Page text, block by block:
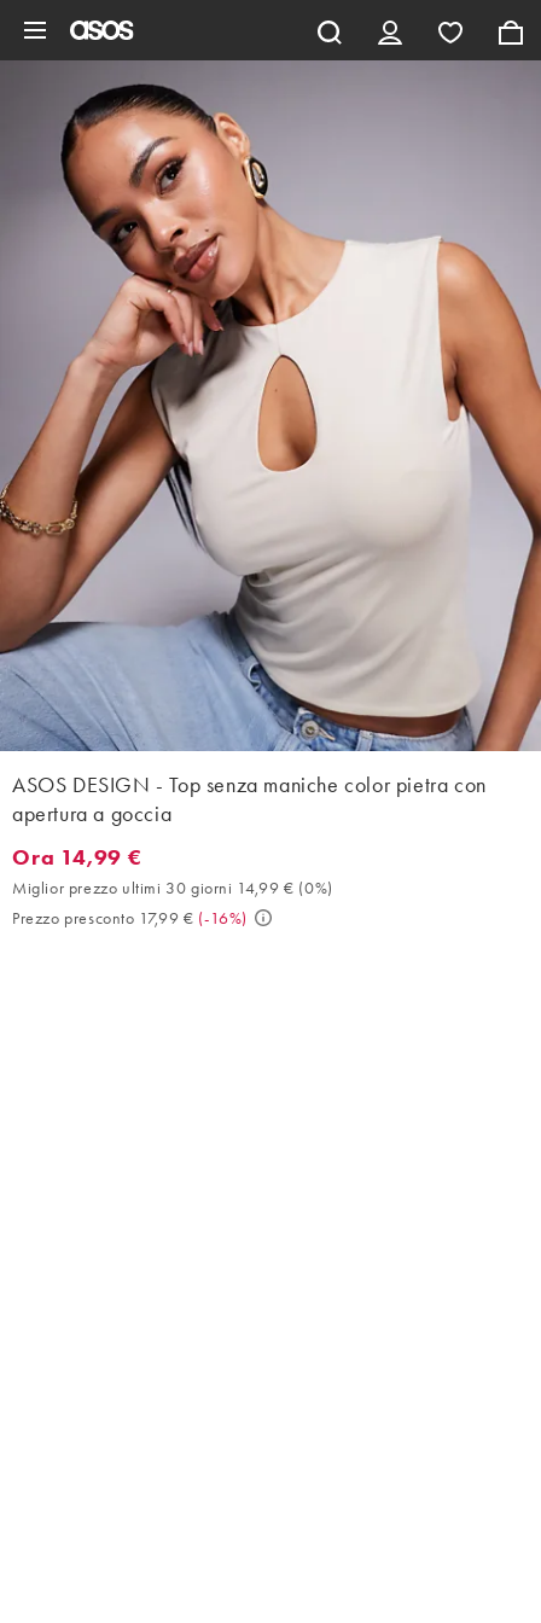
ASOS DESIGN - Top senza maniche color pietra con
apertura a goccia
Ora 14,99 €. Miglior prezzo ultimi 30 giorni 14,99 € (0%).
Ora 14,99 €
Miglior prezzo ultimi 30 giorni 14,99 € (0%)
Prezzo presconto 17,99 € (-16%)